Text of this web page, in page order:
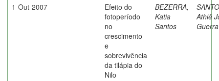
1-Out-2007
Efeito do
fotoperíodo
no
crescimento
e
sobrevivência
da tilápia do
Nilo
BEZERRA,
Katia
Santos
Athiê
Guerra